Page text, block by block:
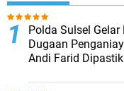
Polda Sulsel
Dugaan
Andi Farid